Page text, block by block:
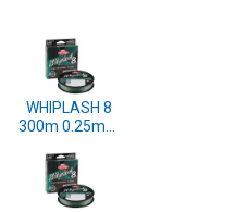
WHIPLASH 8
300m 0.25mm
(1579698)